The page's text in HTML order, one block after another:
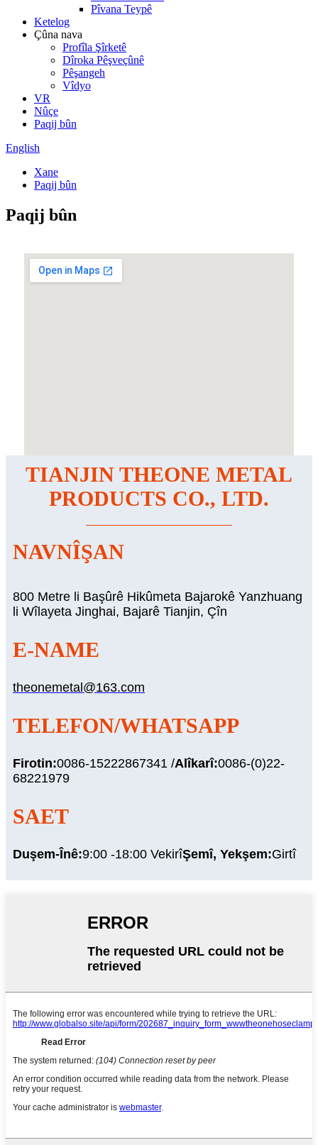
Pîvana Teypê
Ketelog
Çûna nava
Profîla Şîrketê
Dîroka Pêşveçûnê
Pêşangeh
Vîdyo
VR
Nûçe
Paqij bûn
English
Xane
Paqij bûn
Paqij bûn
TIANJIN THEONE METAL
PRODUCTS CO., LTD.
NAVNÎŞAN
800 Metre li Başûrê Hikûmeta Bajarokê Yanzhuang
li Wîlayeta Jinghai, Bajarê Tianjin, Çîn
E-NAME
theonemetal@163.com
TELEFON/WHATSAPP
Firotin:0086-15222867341 /Alîkarî:0086-(0)22-
68221979
SAET
Duşem-Înê:9:00 -18:00 VekirîŞemî, Yekşem:Girtî